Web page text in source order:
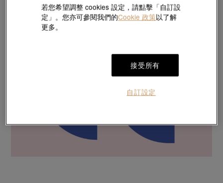
若您希望調整 cookies 設定，請點擊「自訂設
定」。您亦可參閱我們的Cookie 政策以了解
更多。
接受所有
自訂設定